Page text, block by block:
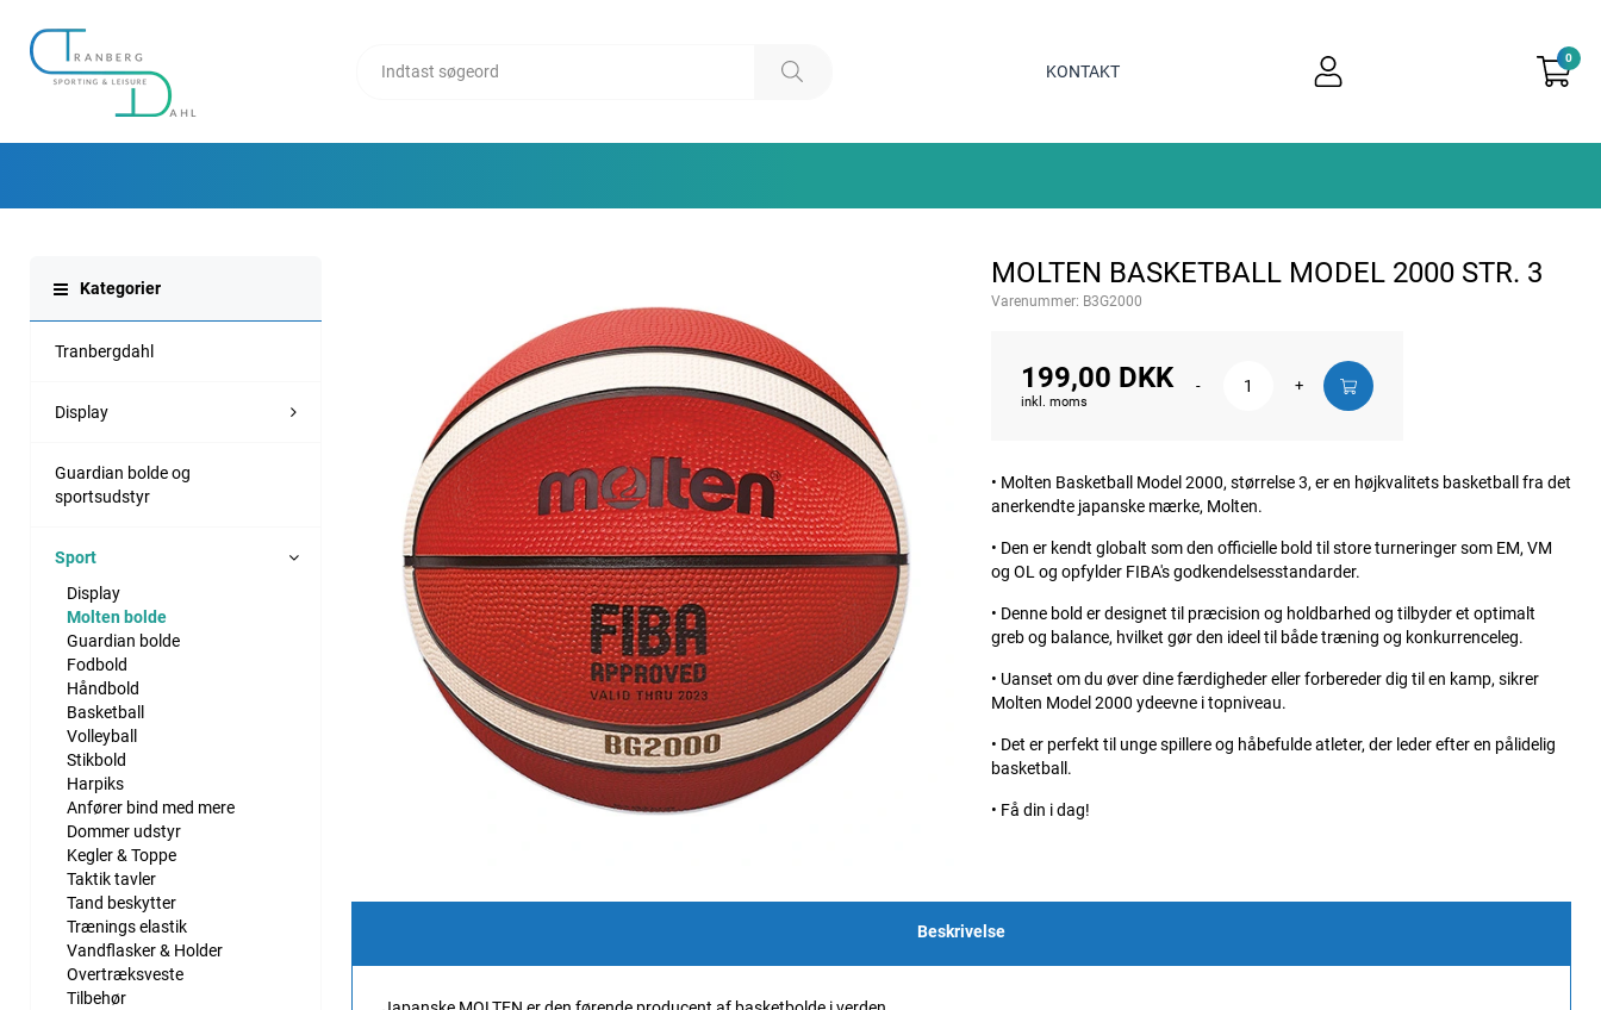
KONTAKT
0
Kategorier
Tranbergdahl
Display
Guardian bolde og
sportsudstyr
Sport
Display
Molten bolde
Guardian bolde
Fodbold
Håndbold
Basketball
Volleyball
Stikbold
Harpiks
Anfører bind med mere
Dommer udstyr
Kegler & Toppe
Taktik tavler
Tand beskytter
Trænings elastik
Vandflasker & Holder
Overtræksveste
Tilbehør
MOLTEN BASKETBALL MODEL 2000 STR. 3
Varenummer: B3G2000
199,00 DKK
inkl. moms
- +
• Molten Basketball Model 2000, størrelse 3, er en højkvalitets basketball fra det
anerkendte japanske mærke, Molten.
• Den er kendt globalt som den officielle bold til store turneringer som EM, VM
og OL og opfylder FIBA's godkendelsesstandarder.
• Denne bold er designet til præcision og holdbarhed og tilbyder et optimalt
greb og balance, hvilket gør den ideel til både træning og konkurrenceleg.
• Uanset om du øver dine færdigheder eller forbereder dig til en kamp, sikrer
Molten Model 2000 ydeevne i topniveau.
• Det er perfekt til unge spillere og håbefulde atleter, der leder efter en pålidelig
basketball.
• Få din i dag!
Beskrivelse